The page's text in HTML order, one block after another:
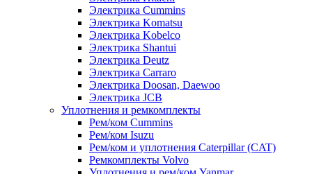
Электрика Cummins
Электрика Komatsu
Электрика Kobelco
Электрика Shantui
Электрика Deutz
Электрика Carraro
Электрика Doosan, Daewoo
Электрика JCB
Уплотнения и ремкомплекты
Рем/ком Cummins
Рем/ком Isuzu
Рем/ком и уплотнения Caterpillar (CAT)
Ремкомплекты Volvo